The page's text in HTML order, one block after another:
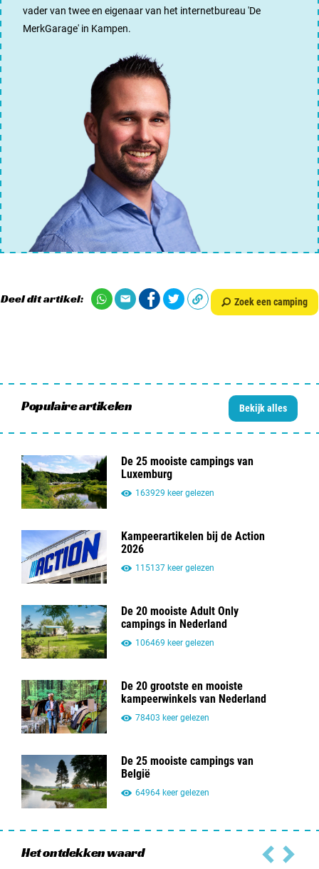
vader van twee en eigenaar van het internetbureau 'De
MerkGarage' in Kampen.
Deel dit artikel: Zoek een camping
Populaire artikelen Bekijk alles
De 25 mooiste campings van
Luxemburg
163929 keer gelezen
Kampeerartikelen bij de Action
2026
115137 keer gelezen
De 20 mooiste Adult Only
campings in Nederland
106469 keer gelezen
De 20 grootste en mooiste
kampeerwinkels van Nederland
78403 keer gelezen
De 25 mooiste campings van
België
64964 keer gelezen
Het ontdekken waard